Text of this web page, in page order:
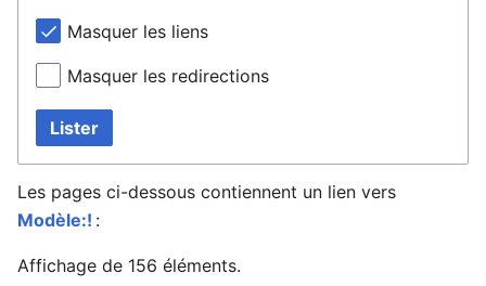
Masquer les liens
Masquer les redirections
Lister
Les pages ci-dessous contiennent un lien vers
Modèle:! :
Affichage de 156 éléments.